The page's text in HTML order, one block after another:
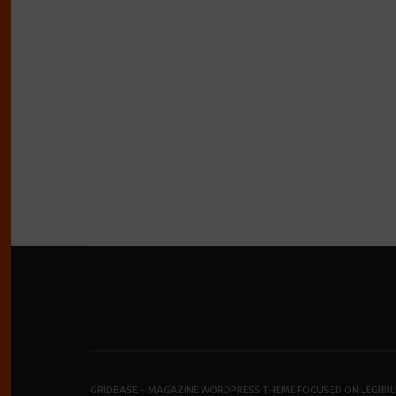
GRIDBASE - MAGAZINE WORDPRESS THEME FOCUSED ON